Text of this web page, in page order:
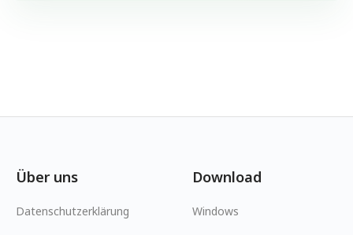
Über uns
Datenschutzerklärung
Download
Windows